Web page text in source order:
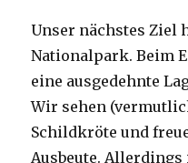
Unser nächstes Ziel
Nationalpark. Beim
eine ausgedehnte
Wir sehen
Schildkröte und
Ausbeute. Allerdings